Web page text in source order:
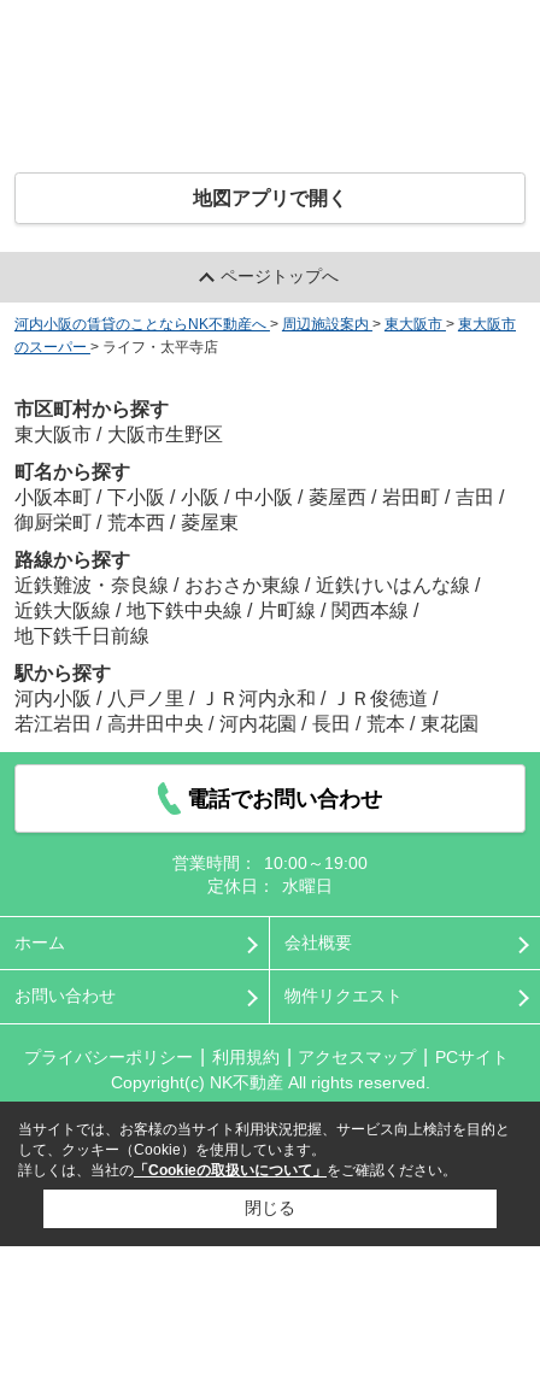
地図アプリで開く
ページトップへ
河内小阪の賃貸のことならNK不動産へ > 周辺施設案内 > 東大阪市 > 東大阪市
のスーパー > ライフ・太平寺店
市区町村から探す
東大阪市 / 大阪市生野区
町名から探す
小阪本町 / 下小阪 / 小阪 / 中小阪 / 菱屋西 / 岩田町 / 吉田 /
御厨栄町 / 荒本西 / 菱屋東
路線から探す
近鉄難波・奈良線 / おおさか東線 / 近鉄けいはんな線 /
近鉄大阪線 / 地下鉄中央線 / 片町線 / 関西本線 /
地下鉄千日前線
駅から探す
河内小阪 / 八戸ノ里 / ＪＲ河内永和 / ＪＲ俊徳道 /
若江岩田 / 高井田中央 / 河内花園 / 長田 / 荒本 / 東花園
電話でお問い合わせ
営業時間：
10:00～19:00
定休日：
水曜日
ホーム 会社概要
お問い合わせ 物件リクエスト
プライバシーポリシー 利用規約 アクセスマップ
PCサイト
Copyright(c) NK不動産 All rights reserved.
当サイトでは、お客様の当サイト利用状況把握、サービス向上検討を目的と
して、クッキー（Cookie）を使用しています。
詳しくは、当社の 「Cookieの取扱いについて」 をご確認ください。
閉じる